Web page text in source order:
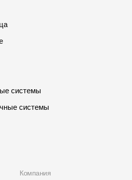
системы
системы
Компания